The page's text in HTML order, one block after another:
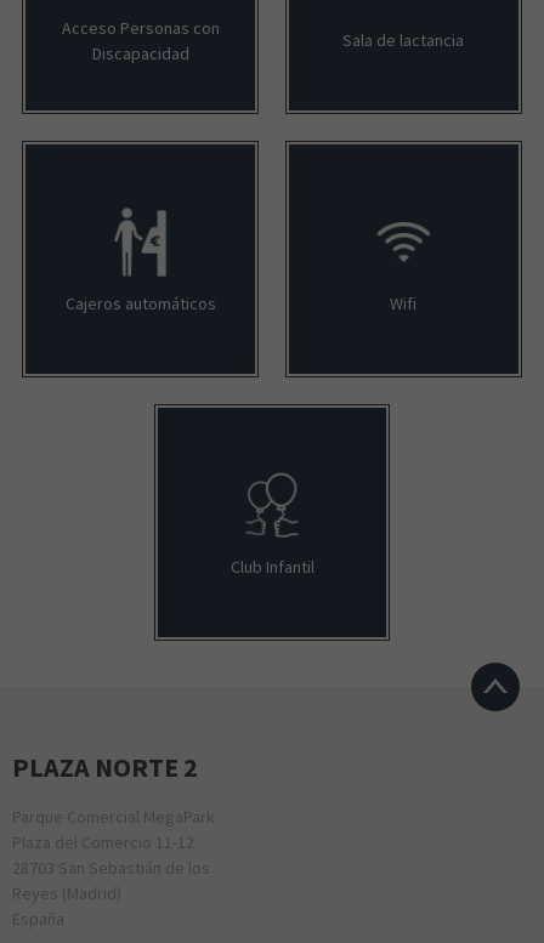
Acceso Personas con
Discapacidad
Sala de lactancia
Cajeros automáticos Wifi
Club Infantil
PLAZA NORTE 2
Parque Comercial MegaPark
Plaza del Comercio 11-12
28703 San Sebastián de los
Reyes (Madrid)
España